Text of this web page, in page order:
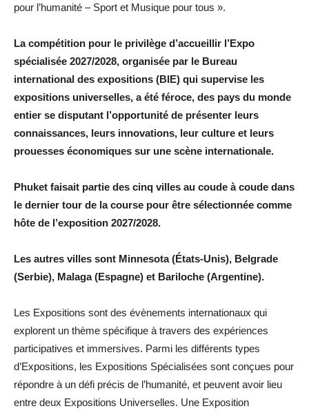
pour l’humanité – Sport et Musique pour tous ».
La compétition pour le privilège d’accueillir l’Expo
spécialisée 2027/2028, organisée par le Bureau
international des expositions (BIE) qui supervise les
expositions universelles, a été féroce, des pays du monde
entier se disputant l’opportunité de présenter leurs
connaissances, leurs innovations, leur culture et leurs
prouesses économiques sur une scène internationale.
Phuket faisait partie des cinq villes au coude à coude dans
le dernier tour de la course pour être sélectionnée comme
hôte de l’exposition 2027/2028.
Les autres villes sont Minnesota (États-Unis), Belgrade
(Serbie), Malaga (Espagne) et Bariloche (Argentine).
Les Expositions sont des évènements internationaux qui
explorent un thème spécifique à travers des expériences
participatives et immersives. Parmi les différents types
d’Expositions, les Expositions Spécialisées sont conçues pour
répondre à un défi précis de l’humanité, et peuvent avoir lieu
entre deux Expositions Universelles. Une Exposition